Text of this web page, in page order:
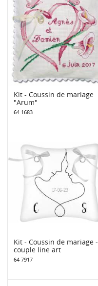
Kit - Coussin de mariage
"Arum"
64 1683
Kit - Coussin de mariage -
couple line art
64 7917